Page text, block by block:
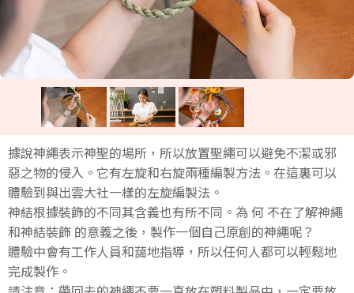
據說神繩表示神聖的場所，所以放置聖繩可以避免不潔或邪
惡之物的侵入。它有左旋和右旋兩種編製方法。在這裏可以
體驗到與出雲大社一樣的左旋編製法。
神結根據裝飾的不同其含義也有所不同。為 何 不在了解神繩
和神結裝飾 的意義之後，製作一個自己原創的神繩呢？
體驗中會有工作人員和藹地指導，所以任何人都可以輕鬆地
完成製作。